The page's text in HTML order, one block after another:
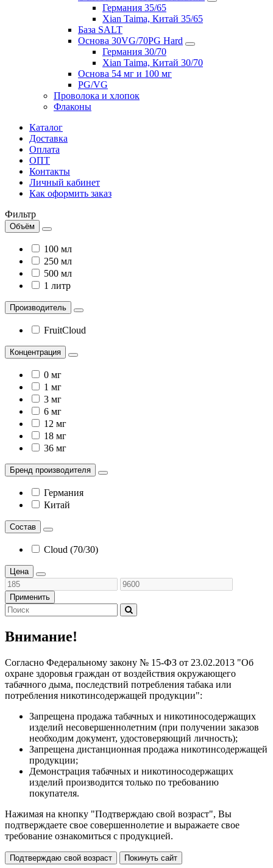
Германия 35/65
Xian Taima, Китай 35/65
База SALT
Основа 30VG/70PG Hard
Германия 30/70
Xian Taima, Китай 30/70
Основа 54 мг и 100 мг
PG/VG
Проволока и хлопок
Флаконы
Каталог
Доставка
Оплата
ОПТ
Контакты
Личный кабинет
Как оформить заказ
Фильтр
Объём
100 мл
250 мл
500 мл
1 литр
Производитель
FruitCloud
Концентрация
0 мг
1 мг
3 мг
6 мг
12 мг
18 мг
36 мг
Бренд производителя
Германия
Китай
Состав
Cloud (70/30)
Цена
Применить
Внимание!
Согласно Федеральному закону № 15-ФЗ от 23.02.2013 "Об
охране здоровья граждан от воздействия окружающего
табачного дыма, последствий потребления табака или
потребления никотинсодержащей продукции":
Запрещена продажа табачных и никотиносодержащих
изделий несовершеннолетним (при получении заказов
необходим документ, удостоверяющий личность);
Запрещена дистанционная продажа никотинсодержащей
продукции;
Демонстрация табачных и никотиносодержащих
изделий производится только по требованию
покупателя.
Нажимая на кнопку "Подтверждаю свой возраст", Вы
подтверждаете свое совершеннолетие и выражаете свое
требование ознакомиться с продукцией.
Подтверждаю свой возраст Покинуть сайт